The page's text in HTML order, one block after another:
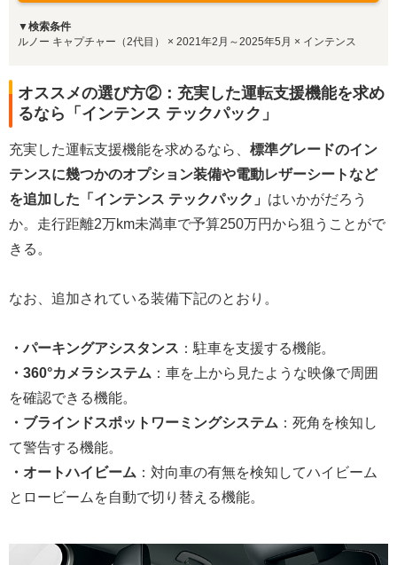
▼検索条件
ルノー キャプチャー（2代目） × 2021年2月～2025年5月 × インテンス
オススメの選び方②：充実した運転支援機能を求め
るなら「インテンス テックパック」
充実した運転支援機能を求めるなら、 標準グレードのイン
テンスに幾つかのオプション装備や電動レザーシートなど
を追加した「インテンス テックパック」 はいかがだろう
か。走行距離2万km未満車で予算250万円から狙うことがで
きる。
なお、追加されている装備下記のとおり。
・パーキングアシスタンス ：駐車を支援する機能。
・360°カメラシステム ：車を上から見たような映像で周囲
を確認できる機能。
・ブラインドスポットワーミングシステム ：死角を検知し
て警告する機能。
・オートハイビーム ：対向車の有無を検知してハイビーム
とロービームを自動で切り替える機能。